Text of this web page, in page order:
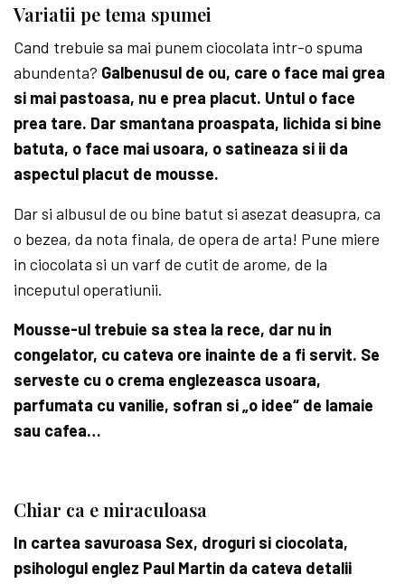
Variatii pe tema spumei
Cand trebuie sa mai punem ciocolata intr-o spuma
abundenta? Galbenusul de ou, care o face mai grea
si mai pastoasa, nu e prea placut. Untul o face
prea tare. Dar smantana proaspata, lichida si bine
batuta, o face mai usoara, o satineaza si ii da
aspectul placut de mousse.
Dar si albusul de ou bine batut si asezat deasupra, ca
o bezea, da nota finala, de opera de arta! Pune miere
in ciocolata si un varf de cutit de arome, de la
inceputul operatiunii.
Mousse-ul trebuie sa stea la rece, dar nu in
congelator, cu cateva ore inainte de a fi servit. Se
serveste cu o crema englezeasca usoara,
parfumata cu vanilie, sofran si „o idee“ de lamaie
sau cafea…
Chiar ca e miraculoasa
In cartea savuroasa Sex, droguri si ciocolata,
psihologul englez Paul Martin da cateva detalii